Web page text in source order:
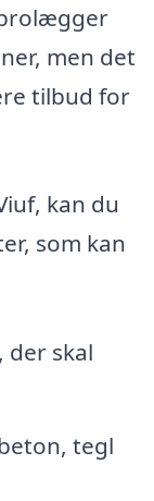
men det
tilbud for
kan du
som kan
der skal
tegl